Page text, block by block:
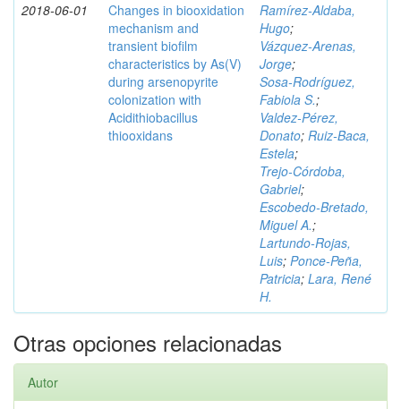
2018-06-01
Changes in biooxidation
mechanism and
transient biofilm
characteristics by As(V)
during arsenopyrite
colonization with
Acidithiobacillus
thiooxidans
Ramírez‑Aldaba,
Hugo;
Vázquez‑Arenas,
Jorge;
Sosa‑Rodríguez,
Fabiola S.;
Valdez‑Pérez,
Donato; Ruiz‑Baca,
Estela;
Trejo‑Córdoba,
Gabriel;
Escobedo‑Bretado,
Miguel A.;
Lartundo‑Rojas,
Luis; Ponce‑Peña,
Patricia; Lara, René
H.
Otras opciones relacionadas
Autor